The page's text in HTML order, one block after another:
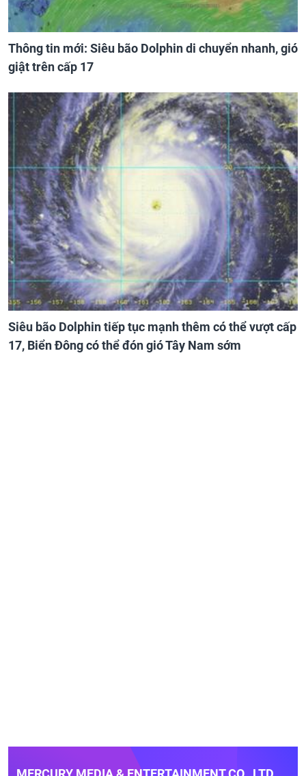
Thông tin mới: Siêu bão Dolphin di chuyển nhanh, gió
giật trên cấp 17
Siêu bão Dolphin tiếp tục mạnh thêm có thể vượt cấp
17, Biển Đông có thể đón gió Tây Nam sớm